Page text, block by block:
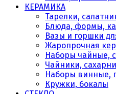
КЕРАМИКА
Тарелки,
Блюда, формы,
Вазы и горшки
Жаропрочная
Наборы чайные,
Чайники,
Наборы винные,
Кружки, бокалы